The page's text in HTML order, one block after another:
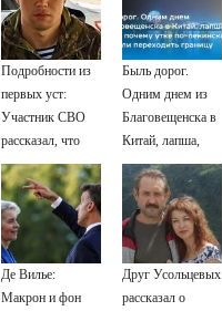
Подробности из
первых уст:
Участник СВО
рассказал, что
спасло его в
схватке с
медведем
Быль дорог.
Одним днем из
Благовещенска в
Китай, лапша,
мемы, и почему
утке по-пекински
запретили
переходить
границу
Де Вилье:
Макрон и фон
Друг Усольцевых
рассказал о